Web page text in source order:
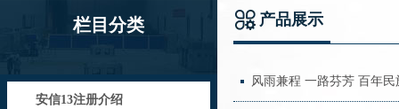
栏目分类
安信13注册介绍
产品展示
风雨兼程 一路芬芳 百年